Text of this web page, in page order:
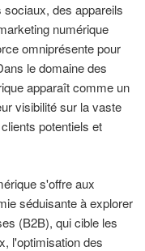
des appareils
numérique
omniprésente pour
le domaine des
apparaît comme un
visibilité sur la vaste
potentiels et
s'offre aux
séduisante à explorer
(B2B), qui cible les
l'optimisation des